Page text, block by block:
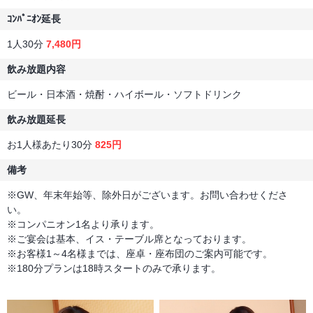
ｺﾝﾊﾟﾆｵﾝ延長
1人30分 7,480円
飲み放題内容
ビール・日本酒・焼酎・ハイボール・ソフトドリンク
飲み放題延長
お1人様あたり30分 825円
備考
※GW、年末年始等、除外日がございます。お問い合わせくださ
い。
※コンパニオン1名より承ります。
※ご宴会は基本、イス・テーブル席となっております。
※お客様1～4名様までは、座卓・座布団のご案内可能です。
※180分プランは18時スタートのみで承ります。